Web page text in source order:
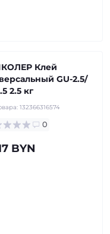
Клей
GU-2.5/
2.5 кг
132366316574
0
BYN